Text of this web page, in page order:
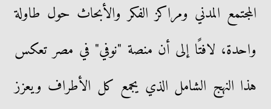
المجتمع المدني ومراكز الفكر والأبحاث حول طاولة
واحدة، لافتًا إلى أن منصة "نوفي" في مصر تعكس
هذا النهج الشامل الذي يجمع كل الأطراف ويعزز